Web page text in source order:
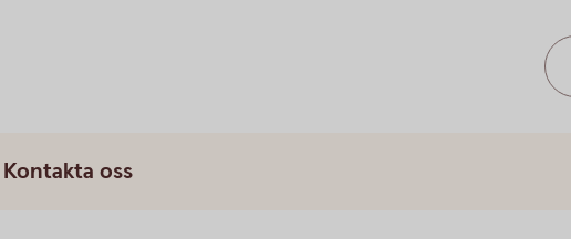
Kontakta oss